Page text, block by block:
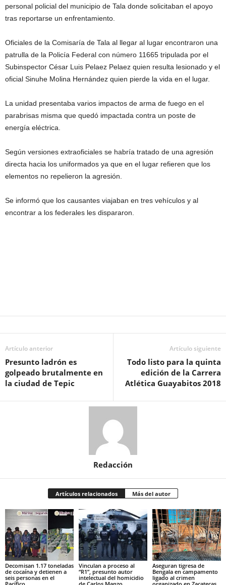
personal policial del municipio de Tala donde solicitaban el apoyo
tras reportarse un enfrentamiento.
Oficiales de la Comisaría de Tala al llegar al lugar encontraron una
patrulla de la Policía Federal con número 11665 tripulada por el
Subinspector César Luis Pelaez Pelaez quien resulta lesionado y el
oficial Sinuhe Molina Hernández quien pierde la vida en el lugar.
La unidad presentaba varios impactos de arma de fuego en el
parabrisas misma que quedó impactada contra un poste de
energía eléctrica.
Según versiones extraoficiales se habría tratado de una agresión
directa hacia los uniformados ya que en el lugar refieren que los
elementos no repelieron la agresión.
Se informó que los causantes viajaban en tres vehículos y al
encontrar a los federales les dispararon.
Artículo anterior
Presunto ladrón es
golpeado brutalmente en
la ciudad de Tepic
Artículo siguiente
Todo listo para la quinta
edición de la Carrera
Atlética Guayabitos 2018
Redacción
Artículos relacionados Más del autor
Decomisan 1.17 toneladas
de cocaína y detienen a
seis personas en el
Vinculan a proceso al
“R1”, presunto autor
intelectual del homicidio
Aseguran tigresa de
Bengala en campamento
ligado al crimen